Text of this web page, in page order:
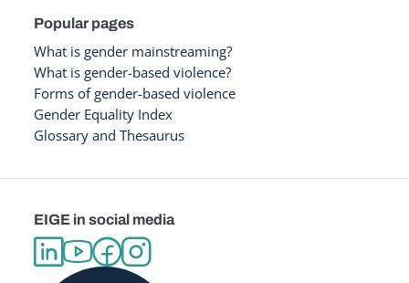
Popular pages
What is gender mainstreaming?
What is gender-based violence?
Forms of gender-based violence
Gender Equality Index
Glossary and Thesaurus
EIGE in social media